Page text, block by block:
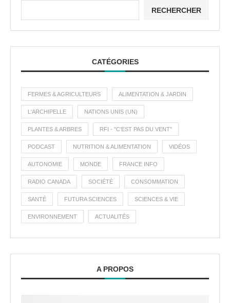
RECHERCHER
CATÉGORIES
FERMES & AGRICULTEURS ALIMENTATION & JARDIN
L'ARCHIPELLE NATIONS UNIS (UN)
PLANTES & ARBRES RFI - "C'EST PAS DU VENT"
PODCAST NUTRITION & ALIMENTATION VIDÉOS
AUTONOMIE MONDE FRANCE INFO
RADIO CANADA SOCIÉTÉ CONSOMMATION
SANTÉ FUTURA SCIENCES SCIENCES & VIE
ENVIRONNEMENT ACTUALITÉS
A PROPOS